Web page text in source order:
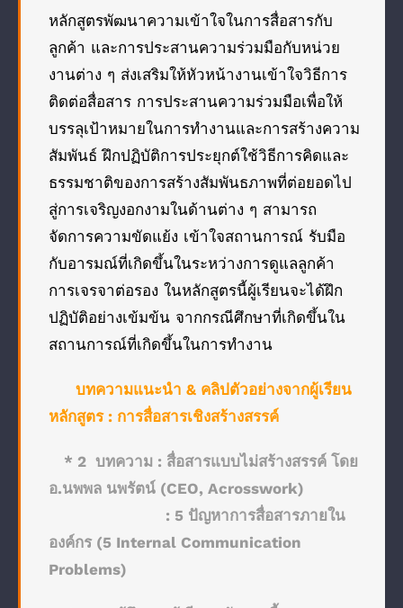
หลักสูตรพัฒนาความเข้าใจในการสื่อสารกับ
ลูกค้า และการประสานความร่วมมือกับหน่วย
งานต่าง ๆ ส่งเสริมให้หัวหน้างานเข้าใจวิธีการ
ติดต่อสื่อสาร การประสานความร่วมมือเพื่อให้
บรรลุเป้าหมายในการทำงานและการสร้างความ
สัมพันธ์ ฝึกปฏิบัติการประยุกต์ใช้วิธีการคิดและ
ธรรมชาติของการสร้างสัมพันธภาพที่ต่อยอดไป
สู่การเจริญงอกงามในด้านต่าง ๆ สามารถ
จัดการความขัดแย้ง เข้าใจสถานการณ์ รับมือ
กับอารมณ์ที่เกิดขึ้นในระหว่างการดูแลลูกค้า
การเจรจาต่อรอง ในหลักสูตรนี้ผู้เรียนจะได้ฝึก
ปฏิบัติอย่างเข้มข้น จากกรณีศึกษาที่เกิดขึ้นใน
สถานการณ์ที่เกิดขึ้นในการทำงาน
บทความแนะนำ & คลิปตัวอย่างจากผู้เรียน
หลักสูตร : การสื่อสารเชิงสร้างสรรค์
* 2 บทความ : สื่อสารแบบไม่สร้างสรรค์ โดย
อ.นพพล นพรัตน์ (CEO, Acrosswork)
: 5 ปัญหาการสื่อสารภายใน
องค์กร (5 Internal Communication
Problems)